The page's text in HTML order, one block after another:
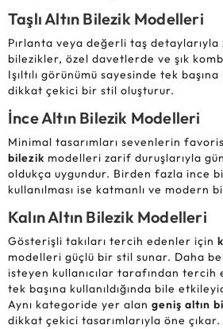
Taşlı Altın Bilezik Modelleri
Pırlanta veya değerli taş
bilezikler, özel davetlerde ve şık
Işıltılı görünümü sayesinde tek başına
dikkat çekici bir stil oluşturur.
İnce Altın Bilezik Modelleri
Minimal tasarımları sevenlerin
bilezik modelleri zarif duruşlarıyla
oldukça uygundur. Birden fazla ince
kullanılması ise katmanlı ve modern
Kalın Altın Bilezik Modelleri
Gösterişli takıları tercih edenler için
modelleri güçlü bir stil sunar. Daha
isteyen kullanıcılar tarafından tercih
tek başına kullanıldığında bile
Aynı kategoride yer alan geniş altın
dikkat çekici tasarımlarıyla öne çıkar.